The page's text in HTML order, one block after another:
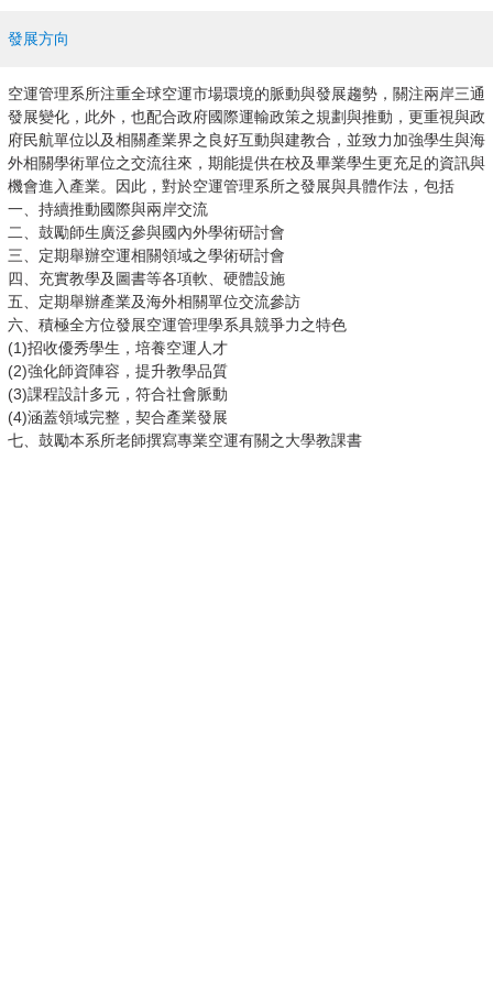
發展方向
空運管理系所注重全球空運市場環境的脈動與發展趨勢，關注兩岸三通
發展變化，此外，也配合政府國際運輸政策之規劃與推動，更重視與政
府民航單位以及相關產業界之良好互動與建教合，並致力加強學生與海
外相關學術單位之交流往來，期能提供在校及畢業學生更充足的資訊與
機會進入產業。因此，對於空運管理系所之發展與具體作法，包括
一、持續推動國際與兩岸交流
二、鼓勵師生廣泛參與國內外學術研討會
三、定期舉辦空運相關領域之學術研討會
四、充實教學及圖書等各項軟、硬體設施
五、定期舉辦產業及海外相關單位交流參訪
六、積極全方位發展空運管理學系具競爭力之特色
(1)招收優秀學生，培養空運人才
(2)強化師資陣容，提升教學品質
(3)課程設計多元，符合社會脈動
(4)涵蓋領域完整，契合產業發展
七、鼓勵本系所老師撰寫專業空運有關之大學教課書